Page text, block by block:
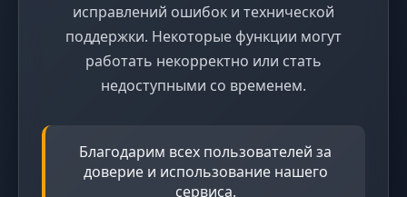
исправлений ошибок и технической
поддержки. Некоторые функции могут
работать некорректно или стать
недоступными со временем.
Благодарим всех пользователей за
доверие и использование нашего
сервиса.